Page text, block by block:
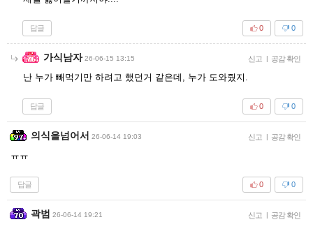
답글 0
0
가식남자 26-06-15 13:15 신고 | 공감 확인
난 누가 빼먹기만 하려고 했던거 같은데, 누가 도와줬지.
답글 0
0
의식을넘어서 26-06-14 19:03 신고 | 공감 확인
ㅠㅠ
답글 0
0
곽범 26-06-14 19:21 신고 | 공감 확인